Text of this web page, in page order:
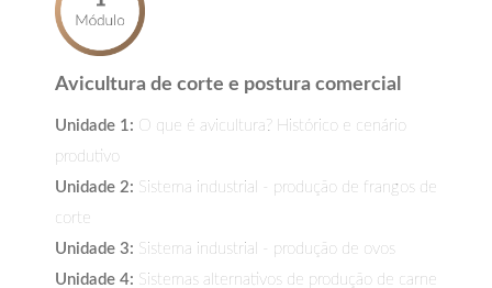
Avicultura de corte e postura comercial
Unidade 1: O que é avicultura? Histórico e cenário
produtivo
Unidade 2: Sistema industrial - produção de frangos de
corte
Unidade 3: Sistema industrial - produção de ovos
Unidade 4: Sistemas alternativos de produção de carne